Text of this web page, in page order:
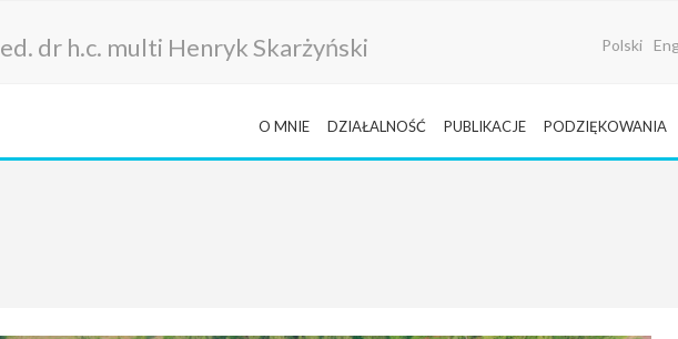
dr h.c. multi Henryk Skarżyński Polski
O MNIE DZIAŁALNOŚĆ PUBLIKACJE PODZIĘKOWANIA